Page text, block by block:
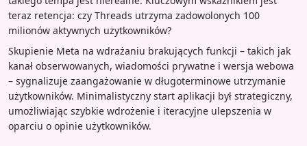
teraz retencja: czy Threads utrzyma zadowolonych 100
milionów aktywnych użytkowników?
Skupienie Meta na wdrażaniu brakujących funkcji – takich jak
kanał obserwowanych, wiadomości prywatne i wersja webowa
– sygnalizuje zaangażowanie w długoterminowe utrzymanie
użytkowników. Minimalistyczny start aplikacji był strategiczny,
umożliwiając szybkie wdrożenie i iteracyjne ulepszenia w
oparciu o opinie użytkowników.